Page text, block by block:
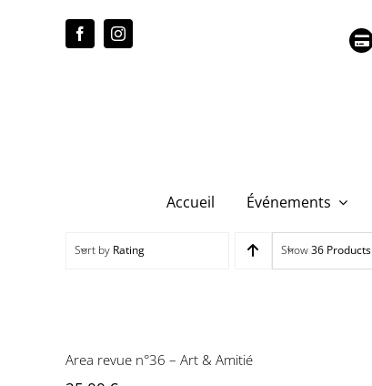
Accueil Événements
Sort by Rating Show36 Products
Area revue n°36 – Art & Amitié